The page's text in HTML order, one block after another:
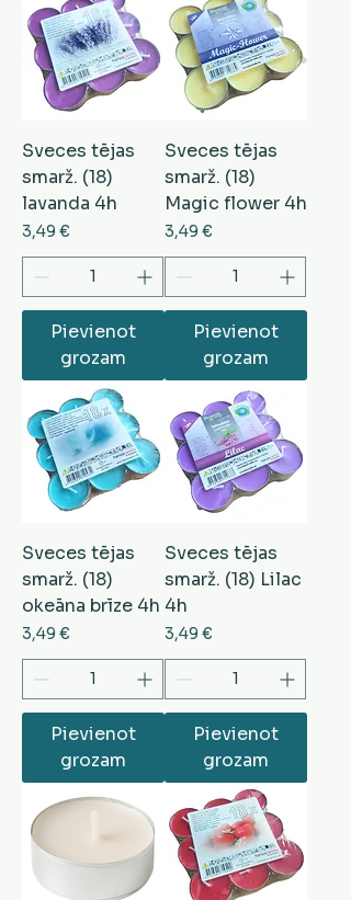
Sveces tējas
smarž. (18)
lavanda 4h
Cena
3,49 €
Pievienot
grozam
Sveces tējas
smarž. (18)
Magic flower 4h
Cena
3,49 €
Pievienot
grozam
Sveces tējas
smarž. (18)
okeāna brīze 4h
Cena
3,49 €
Pievienot
grozam
Sveces tējas
smarž. (18) Lilac
4h
Cena
3,49 €
Pievienot
grozam